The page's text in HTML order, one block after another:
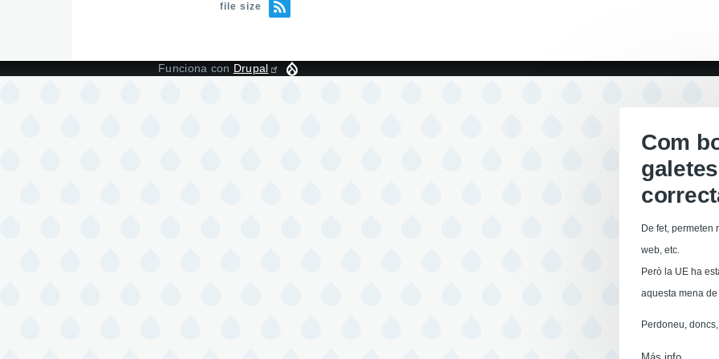
file size
Funciona con Drupal
Com
De fet, permeten
web, etc.
Però la UE ha
aquesta mena
Perdoneu,